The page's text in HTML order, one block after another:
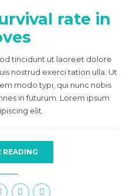
rate in
tincidunt ut laoreet dolore
nostrud exerci tation ulla. Ut
modo typi, qui nunc nobis
in futurum. Lorem ipsum
elit.
READING